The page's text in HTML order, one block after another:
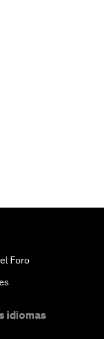
Foro
idiomas